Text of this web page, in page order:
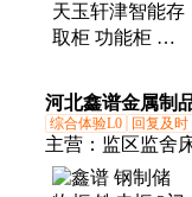
天玉轩津智能存
取柜 功能柜 洗
存放安全便捷
河北鑫谱金属制
综合体验L0 回复及时
主营： 监区监舍
柜